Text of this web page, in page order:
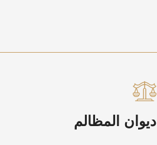
ديوان المظالم
ديوان المظالم
الترافع المتخصص في دعاوى إلغاء القرارات